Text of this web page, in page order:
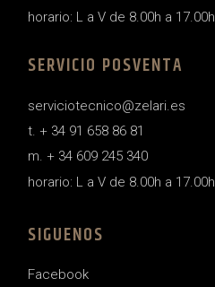
horario: L a V de 8.00h a 17.00h
SERVICIO POSVENTA
serviciotecnico@zelari.es
t. + 34 91 658 86 81
m. + 34 609 245 340
horario: L a V de 8.00h a 17.00h
SIGUENOS
Facebook